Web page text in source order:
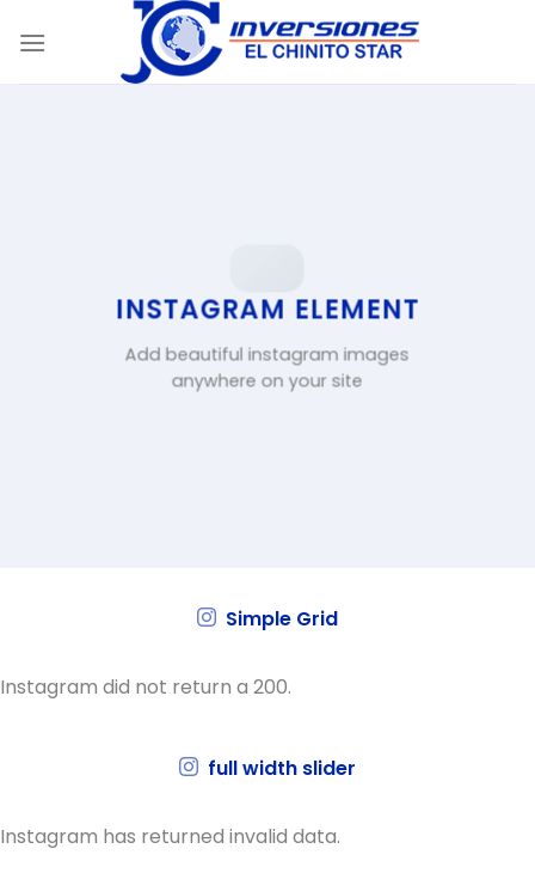
INSTAGRAM ELEMENT
Add beautiful instagram images
anywhere on your site
Simple Grid
Instagram did not return a 200.
full width slider
Instagram has returned invalid data.